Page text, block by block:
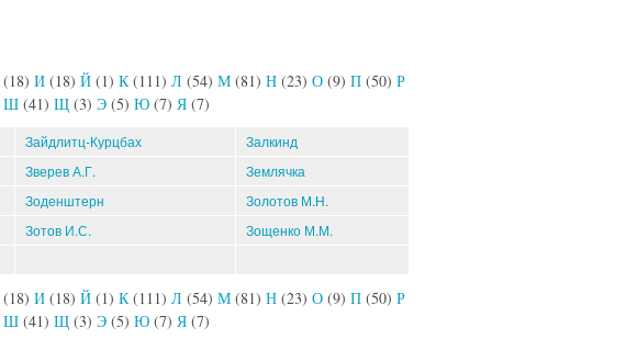
(18) И (18) Й (1) К (111) Л (54) М (81) Н (23) О (9) П (50) Р
Ш (41) Щ (3) Э (5) Ю (7) Я (7)
Зайдлитц-Курцбах
Залкинд
Зверев А.Г.
Землячка
Зоденштерн
Золотов М.Н.
Зотов И.С.
Зощенко М.М.
(18) И (18) Й (1) К (111) Л (54) М (81) Н (23) О (9) П (50) Р
Ш (41) Щ (3) Э (5) Ю (7) Я (7)